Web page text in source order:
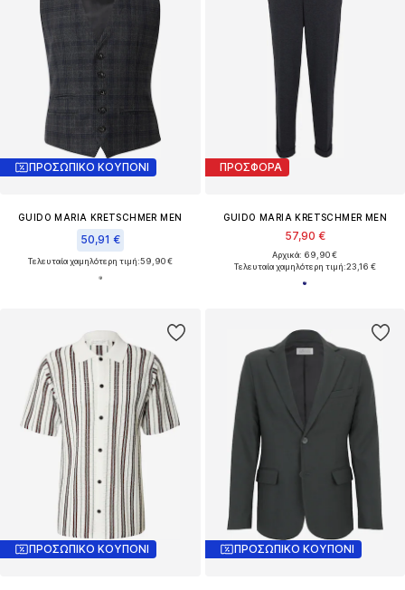
ΠΡΟΣΩΠΙΚΟ ΚΟΥΠΟΝΙ
GUIDO MARIA KRETSCHMER MEN
50,91 €
Τελευταία χαμηλότερη τιμή:59,90 €
ΠΡΟΣΦΟΡΑ
GUIDO MARIA KRETSCHMER MEN
57,90 €
Αρχικά: 69,90 €
Τελευταία χαμηλότερη τιμή:23,16 €
ΠΡΟΣΩΠΙΚΟ ΚΟΥΠΟΝΙ ΠΡΟΣΩΠΙΚΟ ΚΟΥΠΟΝΙ